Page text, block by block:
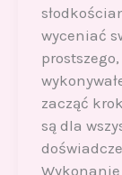
wyceniać
zacząć
są dla
Wykonanie